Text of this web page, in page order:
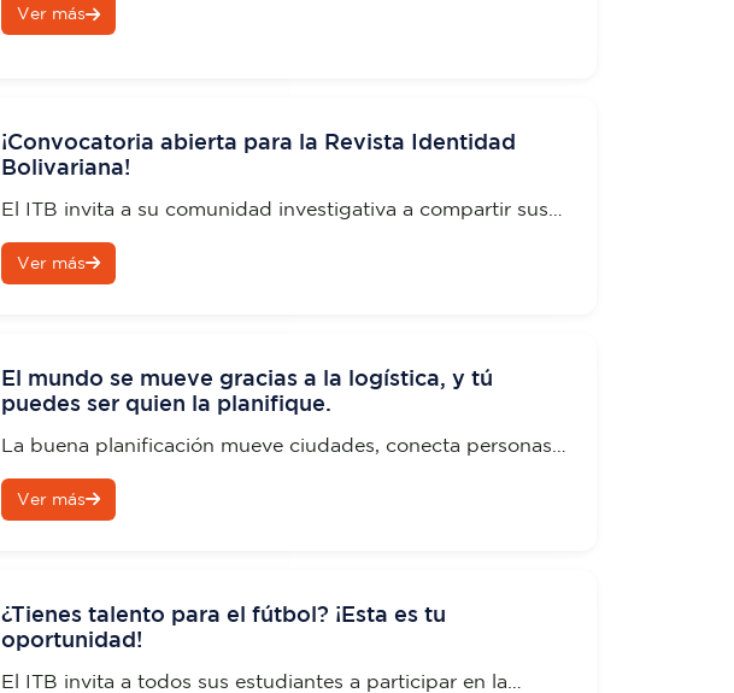
Ciencias Empresariales y Sistemas (FACES)
Ver más
¡Convocatoria abierta para la Revista Identidad
Bolivariana!
El ITB invita a su comunidad investigativa a compartir sus
Bolivariana".
Ver más
El mundo se mueve gracias a la logística, y tú
puedes ser quien la planifique.
La buena planificación mueve ciudades, conecta personas y
Ver más
¿Tienes talento para el fútbol? ¡Esta es tu
oportunidad!
El ITB invita a todos sus estudiantes a participar en la